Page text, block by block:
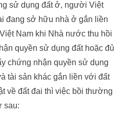
sử dụng đất ở, người Việt
đang sở hữu nhà ở gắn liền
Nam khi Nhà nước thu hồi
quyền sử dụng đất hoặc đủ
chứng nhận quyền sử dụng
tài sản khác gắn liền với đất
về đất đai thì việc bồi thường
sau: